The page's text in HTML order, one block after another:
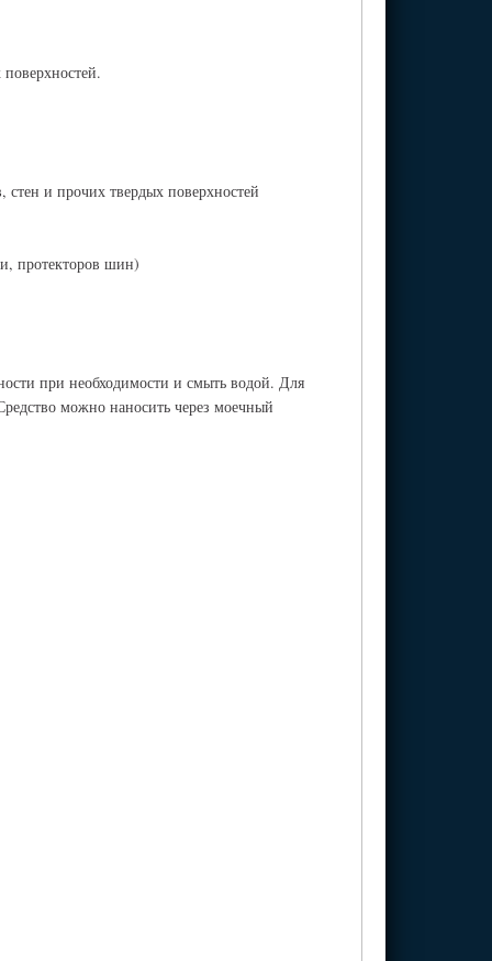
и прочих твердых поверхностей
протекторов шин)
при необходимости и смыть водой. Для
можно наносить через моечный